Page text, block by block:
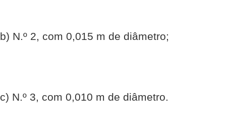
b) N.º 2, com 0,015 m de diâmetro;
c) N.º 3, com 0,010 m de diâmetro.